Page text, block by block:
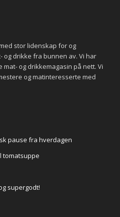
stor lidenskap for og
og drikke fra bunnen av. Vi har
mat- og drikkemagasin på nett. Vi
og matinteresserte med
pause fra hverdagen
tomatsuppe
supergodt!